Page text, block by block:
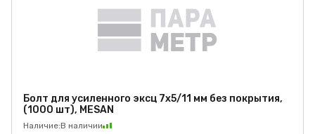
Болт для усиленного эксц 7х5/11 мм без покрытия,
(1000 шт), MESAN
Наличие:В наличии